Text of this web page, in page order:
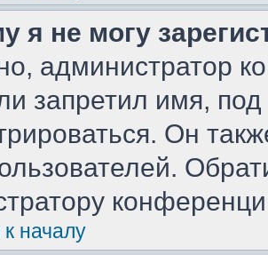
я не могу
администратор
запретил имя,
Он
началу